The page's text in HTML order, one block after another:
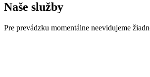
Naše služby
Pre prevádzku momentálne neevidujeme